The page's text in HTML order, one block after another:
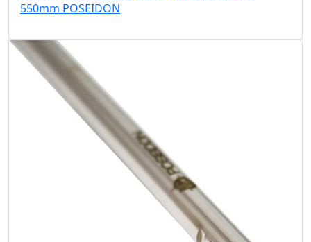
550mm POSEIDON